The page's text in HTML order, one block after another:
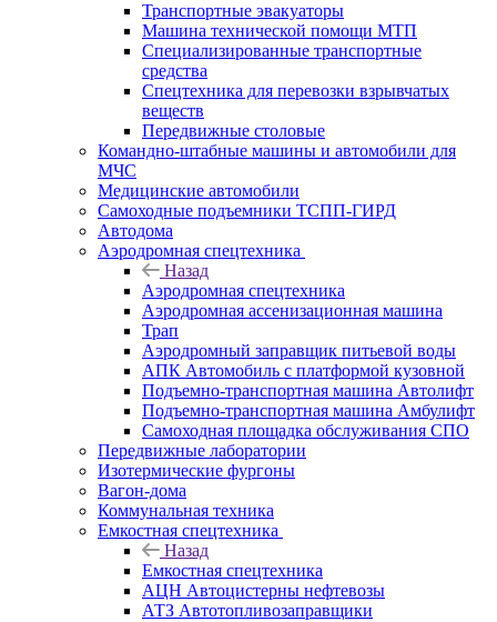
Транспортные эвакуаторы
Машина технической помощи МТП
Специализированные транспортные
средства
Спецтехника для перевозки взрывчатых
веществ
Передвижные столовые
Командно-штабные машины и автомобили для
МЧС
Медицинские автомобили
Самоходные подъемники ТСПП-ГИРД
Автодома
Аэродромная спецтехника
Назад
Аэродромная спецтехника
Аэродромная ассенизационная машина
Трап
Аэродромный заправщик питьевой воды
АПК Автомобиль с платформой кузовной
Подъемно-транспортная машина Автолифт
Подъемно-транспортная машина Амбулифт
Самоходная площадка обслуживания СПО
Передвижные лаборатории
Изотермические фургоны
Вагон-дома
Коммунальная техника
Емкостная спецтехника
Назад
Емкостная спецтехника
АЦН Автоцистерны нефтевозы
АТЗ Автотопливозаправщики